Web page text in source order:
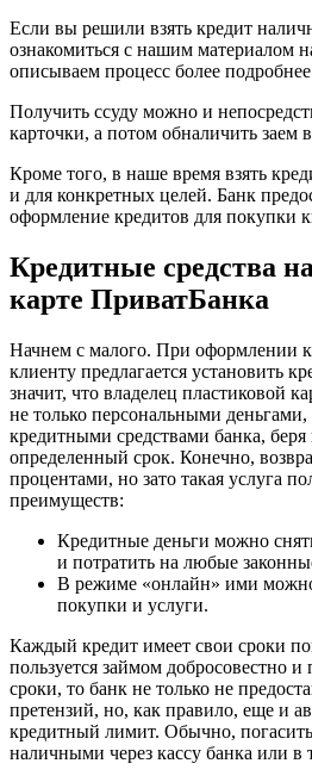
Если вы решили взять кредит
ознакомиться с нашим материалом
описываем процесс более
Получить ссуду можно и
карточки, а потом обналичить заем
Кроме того, в наше время взять
и для конкретных целей. Банк
оформление кредитов для покупки
Кредитные средства
карте ПриватБанка
Начнем с малого. При оформлении
клиенту предлагается установить
значит, что владелец пластиковой
не только персональными деньгами,
кредитными средствами банка,
определенный срок. Конечно,
процентами, но зато такая услуга
преимуществ:
Кредитные деньги можно
и потратить на любые
В режиме «онлайн» ими можно
покупки и услуги.
Каждый кредит имеет свои сроки
пользуется займом добросовестно и
сроки, то банк не только не
претензий, но, как правило, еще и
кредитный лимит. Обычно,
наличными через кассу банка или в